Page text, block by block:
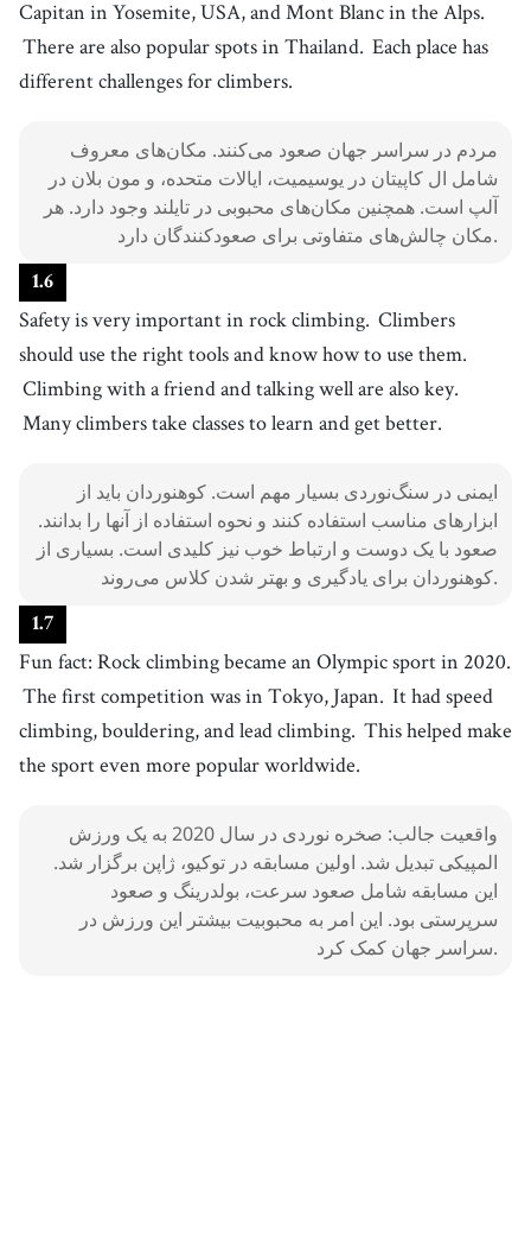
33.Thailand[n]/ˈtaɪˌɫænd/
تایلند
34.challenge[n]/ˈtʃæɫəndʒ /
safety[n]/ˈseɪfti/
ایمنی
. important[adj ]/ɪmˈpɔrtənt
مهم
37.speed climbing
صعود سرعت
38.
در سرتاسر جهان
39. Tokyo
Alps n ] /ˈæɫps/
آلپ
Capitan in Yosemite, USA, and Mont Blanc in the Alps.
There are also popular spots in Thailand. Each place has
different challenges for climbers.
مردم در سراسر جهان صعود می‌کنند. مکان‌های معروف
شامل ال کاپیتان در یوسیمیت، ایالات متحده، و مون بلان در
آلپ است. همچنین مکان‌های محبوبی در تایلند وجود دارد. هر
مکان چالش‌های متفاوتی برای صعودکنندگان دارد.
1.6
Safety is very important in rock climbing. Climbers
should use the right tools and know how to use them.
Climbing with a friend and talking well are also key.
Many climbers take classes to learn and get better.
ایمنی در سنگ‌نوردی بسیار مهم است. کوهنوردان باید از
ابزارهای مناسب استفاده کنند و نحوه استفاده از آنها را بدانند.
صعود با یک دوست و ارتباط خوب نیز کلیدی است. بسیاری از
کوهنوردان برای یادگیری و بهتر شدن کلاس می‌روند.
1.7
Fun fact: Rock climbing became an Olympic sport in 2020.
The first competition was in Tokyo, Japan. It had speed
climbing, bouldering, and lead climbing. This helped make
the sport even more popular worldwide.
واقعیت جالب: صخره نوردی در سال 2020 به یک ورزش
المپیکی تبدیل شد. اولین مسابقه در توکیو، ژاپن برگزار شد.
این مسابقه شامل صعود سرعت، بولدرینگ و صعود
سرپرستی بود. این امر به محبوبیت بیشتر این ورزش در
سراسر جهان کمک کرد.